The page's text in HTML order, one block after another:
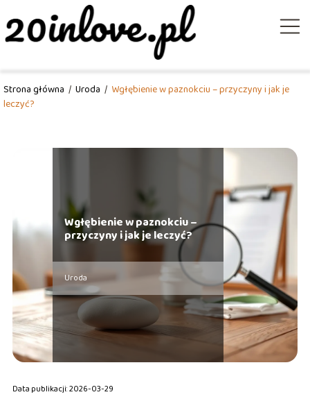
Strona główna / Uroda / Wgłębienie w paznokciu – przyczyny i jak je
leczyć?
Wgłębienie w paznokciu –
przyczyny i jak je leczyć?
Uroda
Data publikacji: 2026-03-29